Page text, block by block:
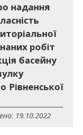
надання
робіт
басейну
Рівненської
19.10.2022